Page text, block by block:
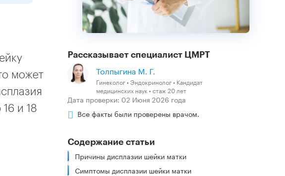
может
и 18
Рассказывает специалист ЦМРТ
Толпыгина М. Г.
Гинеколог • Эндокринолог • Кандидат
медицинских наук • стаж 20 лет
Дата проверки: 02 Июня 2026 года
Все факты были проверены врачом.
Содержание статьи
Причины дисплазии шейки матки
Симптомы дисплазии шейки матки